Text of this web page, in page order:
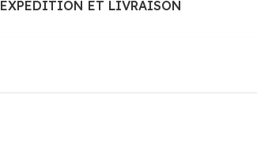
EXPÉDITION ET LIVRAISON